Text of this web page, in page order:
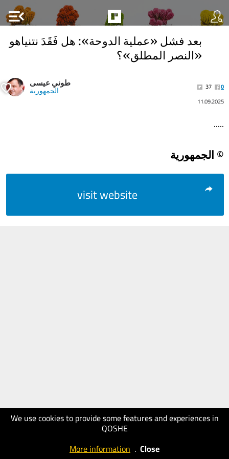
menu_open
We use cookies to provide some features and experiences in
QOSHE
More information . Close
بعد فشل «عملية الدوحة»: هل فَقَدَ نتنياهو
«النصر المطلق»؟
طوني عيسى
الجمهورية 37
0
11.09.2025
.....
© الجمهورية
visit website